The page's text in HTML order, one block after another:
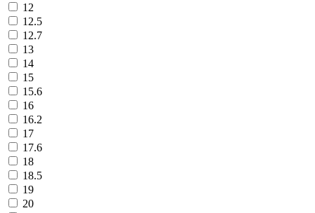
12
12.5
12.7
13
14
15
15.6
16
16.2
17
17.6
18
18.5
19
20